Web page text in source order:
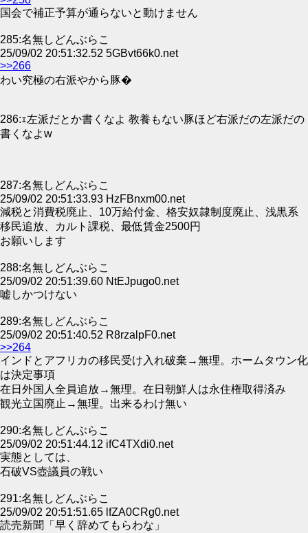
国会で補正予算が通らないと動けません
285:名無しどんぶらこ
25/09/02 20:51:32.52 5GBvt66k0.net
>>266
わい究極の右派やから豚�
286:ｪ左派だとか書くなよ 教養もない豚ほど右派だの左派だの
書くなよw
287:名無しどんぶらこ
25/09/02 20:51:33.93 HzFBnxm00.net
減税と消費税廃止、10万給付金、格安奴隷制度廃止、浅黒系
移民追放、カルト課税、最低賃金2500円
お願いします
288:名無しどんぶらこ
25/09/02 20:51:39.60 NtEJpugo0.net
嘘しかつけない
289:名無しどんぶらこ
25/09/02 20:51:40.52 R8rzalpF0.net
>>264
インドとアフリカの移民受け入れ破棄→無理。ホームタウン化
は決定事項
在日外国人全員追放→無理。在日朝鮮人は永住権取得済み
観光立国廃止→無理。出来るわけ無い
290:名無しどんぶらこ
25/09/02 20:51:44.12 ifC4TXdi0.net
実態としては、
石破VS壺議員の戦い
291:名無しどんぶらこ
25/09/02 20:51:51.65 lfZA0CRg0.net
読売新聞「早く辞めてもらわな」